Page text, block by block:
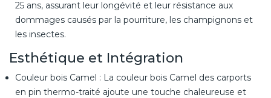
25 ans, assurant leur longévité et leur résistance aux
dommages causés par la pourriture, les champignons et
les insectes.
Esthétique et Intégration
Couleur bois Camel : La couleur bois Camel des carports
en pin thermo-traité ajoute une touche chaleureuse et